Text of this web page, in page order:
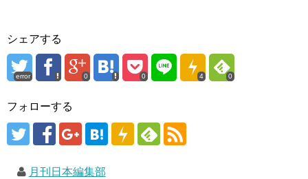
シェアする
error 0 0 4 0
フォローする
月刊日本編集部